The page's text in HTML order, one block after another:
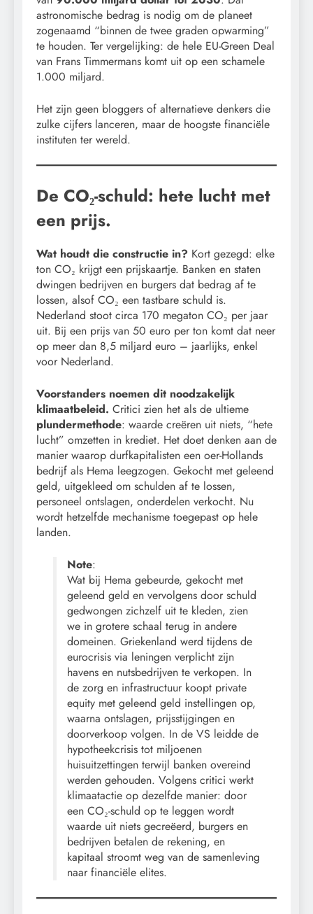
astronomische bedrag is nodig om de planeet
zogenaamd “binnen de twee graden opwarming”
te houden. Ter vergelijking: de hele EU-Green Deal
van Frans Timmermans komt uit op een schamele
1.000 miljard.
Het zijn geen bloggers of alternatieve denkers die
zulke cijfers lanceren, maar de hoogste financiële
instituten ter wereld.
De CO₂-schuld: hete lucht met
een prijs.
Wat houdt die constructie in? Kort gezegd: elke
ton CO₂ krijgt een prijskaartje. Banken en staten
dwingen bedrijven en burgers dat bedrag af te
lossen, alsof CO₂ een tastbare schuld is.
Nederland stoot circa 170 megaton CO₂ per jaar
uit. Bij een prijs van 50 euro per ton komt dat neer
op meer dan 8,5 miljard euro – jaarlijks, enkel
voor Nederland.
Voorstanders noemen dit noodzakelijk
klimaatbeleid. Critici zien het als de ultieme
plundermethode: waarde creëren uit niets, “hete
lucht” omzetten in krediet. Het doet denken aan de
manier waarop durfkapitalisten een oer-Hollands
bedrijf als Hema leegzogen. Gekocht met geleend
geld, uitgekleed om schulden af te lossen,
personeel ontslagen, onderdelen verkocht. Nu
wordt hetzelfde mechanisme toegepast op hele
landen.
Note:
Wat bij Hema gebeurde, gekocht met
geleend geld en vervolgens door schuld
gedwongen zichzelf uit te kleden, zien
we in grotere schaal terug in andere
domeinen. Griekenland werd tijdens de
eurocrisis via leningen verplicht zijn
havens en nutsbedrijven te verkopen. In
de zorg en infrastructuur koopt private
equity met geleend geld instellingen op,
waarna ontslagen, prijsstijgingen en
doorverkoop volgen. In de VS leidde de
hypotheekcrisis tot miljoenen
huisuitzettingen terwijl banken overeind
werden gehouden. Volgens critici werkt
klimaatactie op dezelfde manier: door
een CO₂-schuld op te leggen wordt
waarde uit niets gecreëerd, burgers en
bedrijven betalen de rekening, en
kapitaal stroomt weg van de samenleving
naar financiële elites.